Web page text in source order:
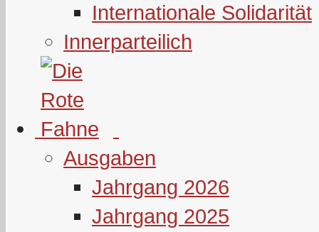
Internationale Solidarität
Innerparteilich
Ausgaben
Jahrgang 2026
Jahrgang 2025